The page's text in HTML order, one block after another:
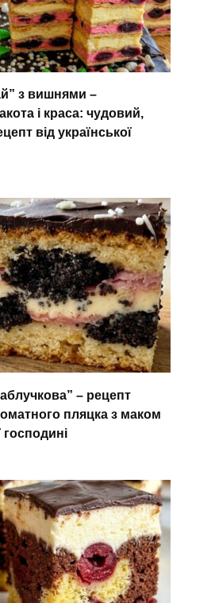
з вишнями –
і краса: чудовий,
від української
– рецепт
пляцка з маком
господині